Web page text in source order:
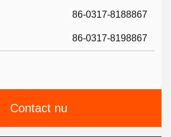
86-0317-8188867
86-0317-8198867
Contact nu